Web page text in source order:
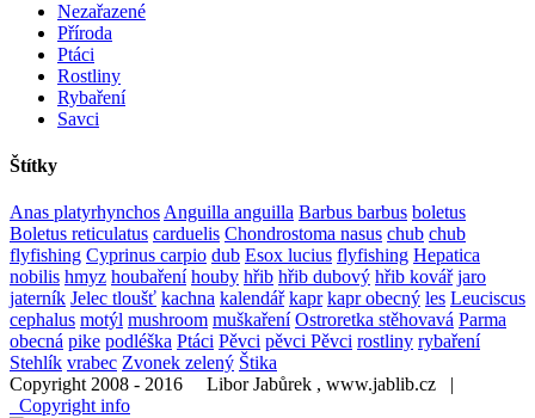
Nezařazené
Příroda
Ptáci
Rostliny
Rybaření
Savci
Štítky
Anas platyrhynchos Anguilla anguilla Barbus barbus boletus
Boletus reticulatus carduelis Chondrostoma nasus chub chub
flyfishing Cyprinus carpio dub Esox lucius flyfishing Hepatica
nobilis hmyz houbaření houby hřib hřib dubový hřib kovář jaro
jaterník Jelec tloušť kachna kalendář kapr kapr obecný les Leuciscus
cephalus motýl mushroom muškaření Ostroretka stěhovavá Parma
obecná pike podléška Ptáci Pěvci pěvci Pěvci rostliny rybaření
Stehlík vrabec Zvonek zelený Štika
Copyright 2008 - 2016 Libor Jabůrek , www.jablib.cz |
Copyright info